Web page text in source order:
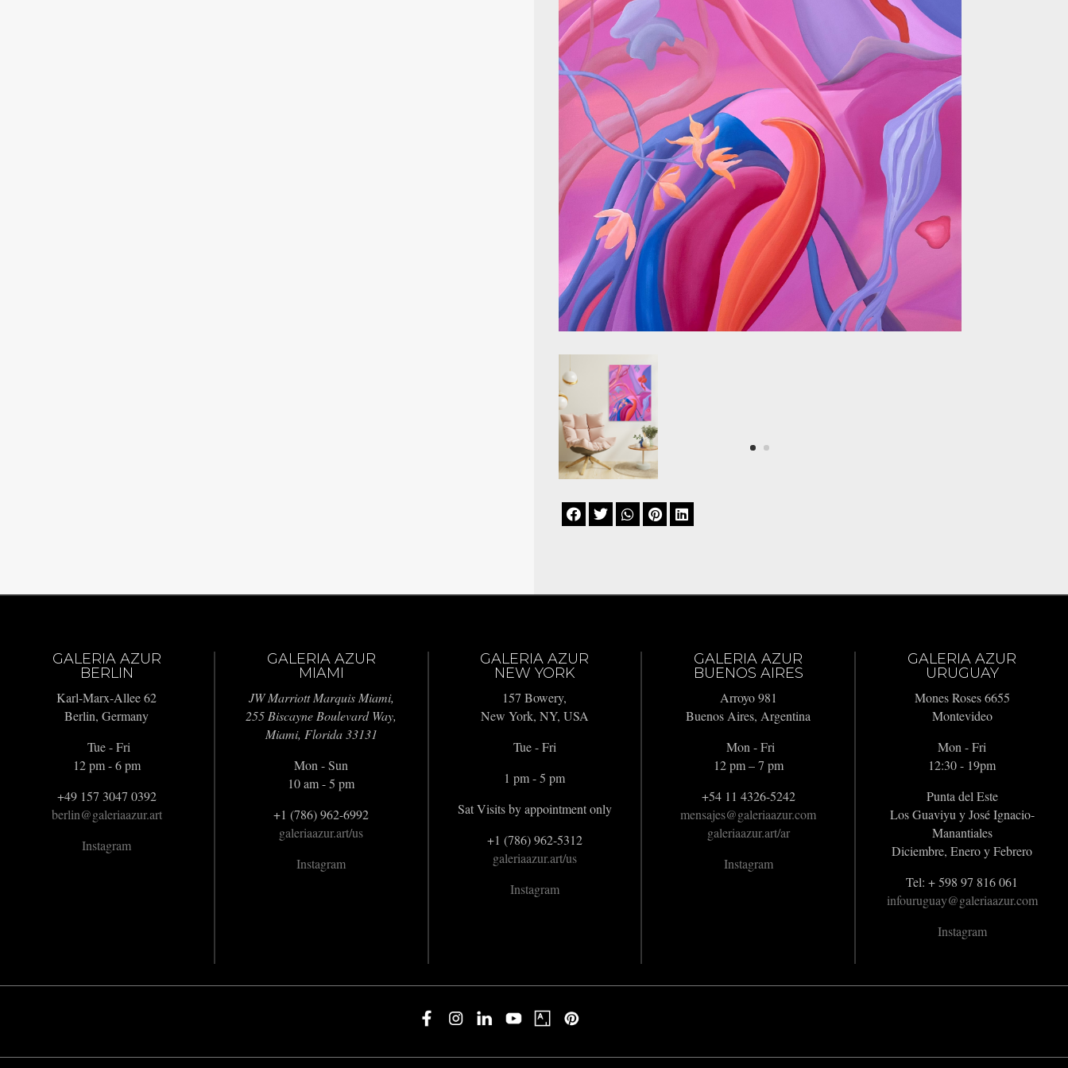
    
GALERIA AZUR
BERLIN
Karl-Marx-Allee 62
Berlin, Germany
Tue - Fri
12 pm - 6 pm
+49 157 3047 0392
berlin@galeriaazur.art
Instagram
GALERIA AZUR
MIAMI
JW Marriott Marquis Miami,
255 Biscayne Boulevard Way,
Miami, Florida 33131
Mon - Sun
10 am - 5 pm
+1 (786) 962-6992
galeriaazur.art/us
Instagram
GALERIA AZUR
NEW YORK
157 Bowery,
New York, NY, USA
Tue - Fri
1 pm - 5 pm
Sat Visits by appointment only
+1 (786) 962-5312
galeriaazur.art/us
Instagram
GALERIA AZUR
BUENOS AIRES
Arroyo 981
Buenos Aires, Argentina
Mon - Fri
12 pm – 7 pm
+54 11 4326-5242
mensajes@galeriaazur.com
galeriaazur.art/ar
Instagram
GALERIA AZUR
URUGUAY
Mones Roses 6655
Montevideo
Mon - Fri
12:30 - 19pm
Punta del Este
Los Guaviyu y José Ignacio-
Manantiales
Diciembre, Enero y Febrero
Tel: + 598 97 816 061
infouruguay@galeriaazur.com
Instagram